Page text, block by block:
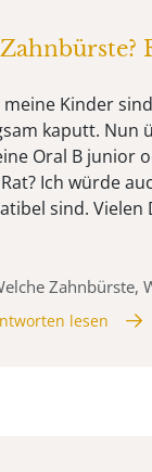
meine Kinder
kaputt. Nun
Oral B junior
Ich würde
sind. Vielen
Zahnbürste,
lesen